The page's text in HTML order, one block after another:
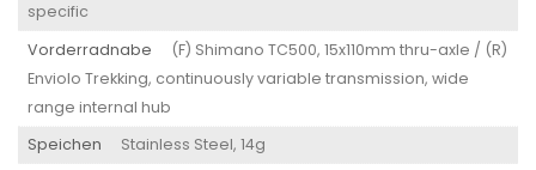
specific
Vorderradnabe
(F) Shimano TC500, 15x110mm thru-axle / (R)
Enviolo Trekking, continuously variable transmission, wide
range internal hub
Speichen
Stainless Steel, 14g